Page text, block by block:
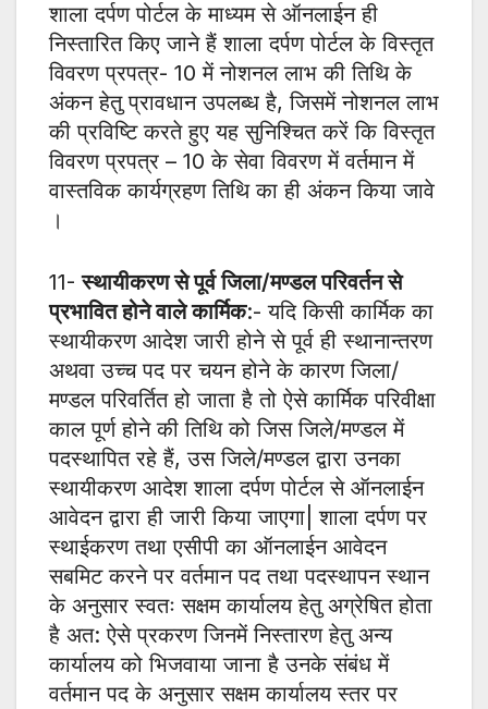
शाला दर्पण पोर्टल के माध्यम से ऑनलाईन ही
निस्तारित किए जाने हैं शाला दर्पण पोर्टल के विस्तृत
विवरण प्रपत्र- 10 में नोशनल लाभ की तिथि के
अंकन हेतु प्रावधान उपलब्ध है, जिसमें नोशनल लाभ
की प्रविष्टि करते हुए यह सुनिश्चित करें कि विस्तृत
विवरण प्रपत्र – 10 के सेवा विवरण में वर्तमान में
वास्तविक कार्यग्रहण तिथि का ही अंकन किया जावे
।
11-स्थायीकरण से पूर्व जिला/मण्डल परिवर्तन से
प्रभावित होने वाले कार्मिक:- यदि किसी कार्मिक का
स्थायीकरण आदेश जारी होने से पूर्व ही स्थानान्तरण
अथवा उच्च पद पर चयन होने के कारण जिला/
मण्डल परिवर्तित हो जाता है तो ऐसे कार्मिक परिवीक्षा
काल पूर्ण होने की तिथि को जिस जिले/मण्डल में
पदस्थापित रहे हैं, उस जिले/मण्डल द्वारा उनका
स्थायीकरण आदेश शाला दर्पण पोर्टल से ऑनलाईन
आवेदन द्वारा ही जारी किया जाएगा| शाला दर्पण पर
स्थाईकरण तथा एसीपी का ऑनलाईन आवेदन
सबमिट करने पर वर्तमान पद तथा पदस्थापन स्थान
के अनुसार स्वतः सक्षम कार्यालय हेतु अग्रेषित होता
है अत: ऐसे प्रकरण जिनमें निस्तारण हेतु अन्य
कार्यालय को भिजवाया जाना है उनके संबंध में
वर्तमान पद के अनुसार सक्षम कार्यालय स्तर पर